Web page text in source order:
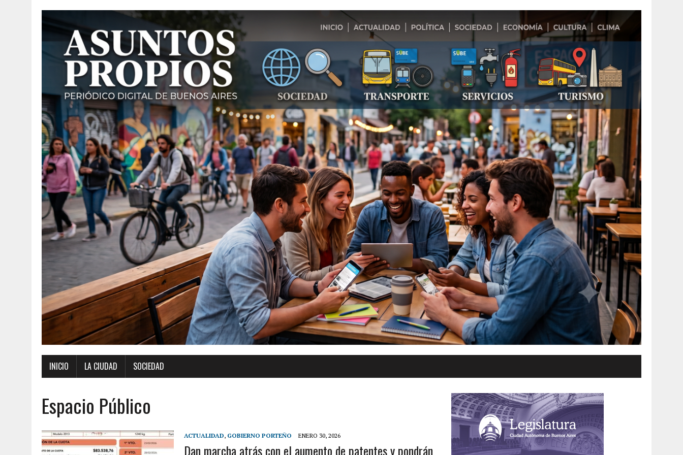
INICIO LA CIUDAD SOCIEDAD
Espacio Público
ACTUALIDAD, GOBIERNO PORTEÑO ENERO 30, 2026
Dan marcha atrás con el aumento de patentes y pondrán